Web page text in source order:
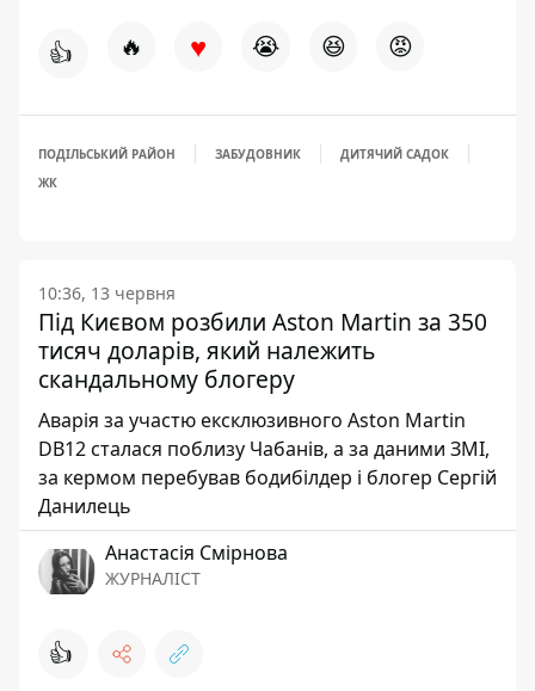
👍 🔥 ♥ 😭 😆 😡
ПОДІЛЬСЬКИЙ РАЙОН ЗАБУДОВНИК
ДИТЯЧИЙ САДОК
ЖК
10:36, 13 червня
Під Києвом розбили Aston Martin за 350
тисяч доларів, який належить
скандальному блогеру
Аварія за участю ексклюзивного Aston Martin
DB12 сталася поблизу Чабанів, а за даними ЗМІ,
за кермом перебував бодибілдер і блогер Сергій
Данилець
Анастасія Смірнова
ЖУРНАЛІСТ
👍